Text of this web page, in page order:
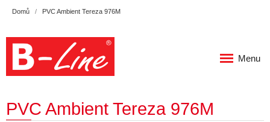
Domů PVC Ambient Tereza 976M
Menu
PVC Ambient Tereza 976M